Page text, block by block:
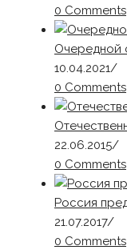
0 Comments
Очередной
10.04.2021/
0 Comments
22.06.2015/
0 Comments
Россия
21.07.2017/
0 Comments